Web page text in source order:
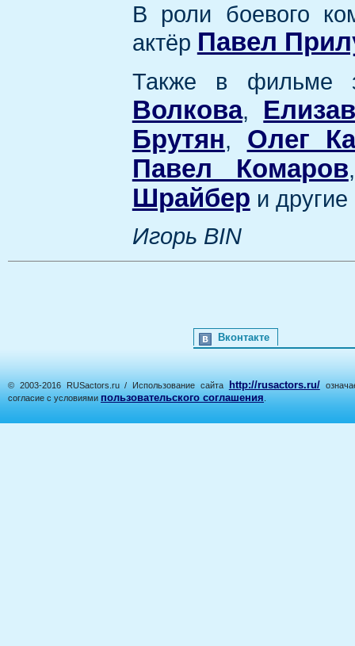
В роли боевого
актёр Павел
Также в фильме
Волкова,
Брутян, Олег
Павел Комаров
Шрайбер и
Игорь BIN
Вконтакте
© 2003-2016 RUSactors.ru / Использование сайта http://rusactors.ru/
согласие с условиями пользовательского соглашения